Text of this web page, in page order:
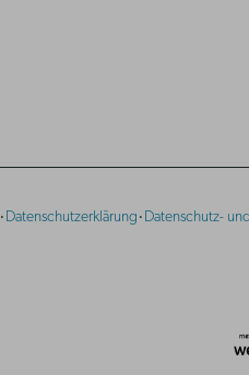
· Datenschutzerklärung · Datenschutz-